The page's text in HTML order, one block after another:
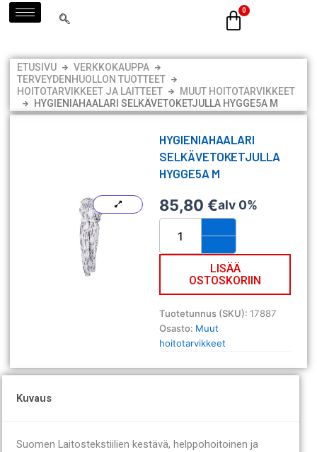
Siirry
sisältöön
ETUSIVU
VERKKOKAUPPA
TERVEYDENHUOLLON TUOTTEET
HOITOTARVIKKEET JA LAITTEET
MUUT HOITOTARVIKKEET
HYGIENIAHAALARI SELKÄVETOKETJULLA HYGGE5A M
HYGIENIAHAALARI
SELKÄVETOKETJULLA
HYGGE5A M
85,80€alv 0%
Hygieniahaalari
selkävetoketjulla
HYGGE5A
LISÄÄ
OSTOSKORIIN
Tuotetunnus (SKU):17887
Osasto: Muut
hoitotarvikkeet
Kuvaus
Suomen Laitostekstiilien kestävä, helppohoitoinen ja